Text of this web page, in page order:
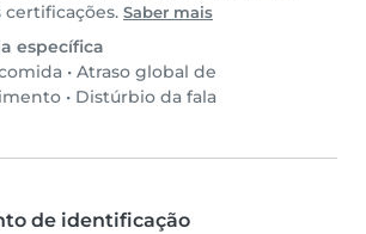
certificações. Saber mais
específica
• Atraso global de
• Distúrbio da fala
de identificação